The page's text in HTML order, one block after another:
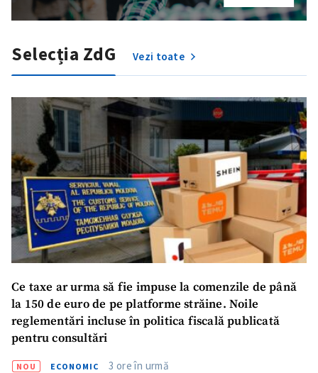
Selecția ZdG Vezi toate
Ce taxe ar urma să fie impuse la comenzile de până
la 150 de euro de pe platforme străine. Noile
reglementări incluse în politica fiscală publicată
pentru consultări
NOU ECONOMIC 3 ore în urmă
Email + Emailul meu
Telefon
+ Telefon personal
Am citit și sunt de
confidențialitate.
TRIMITE ȘTIREA